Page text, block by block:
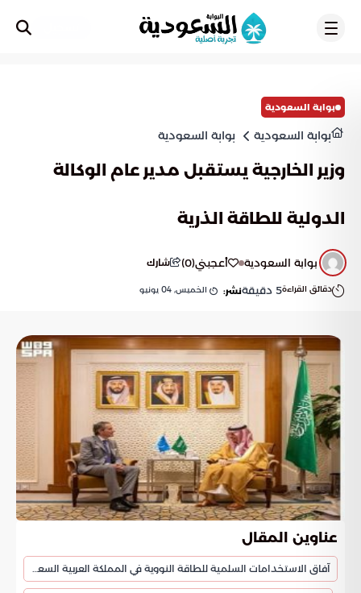
بوابة السعودية
بوابة السعودية بوابة السعودية
وزير الخارجية يستقبل مدير عام الوكالة
الدولية للطاقة الذرية
بوابة السعودية أعجبني(
0
) شارك
دقائق القراءة5 دقيقةنشر: الخميس, 04 يونيو
عناوين المقال
آفاق الاستخدامات السلمية للطاقة النووية في المملكة العربية السعودية